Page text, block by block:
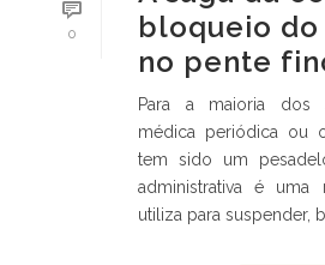
0
bloqueio
no pente
Para a maioria dos
médica periódica ou
tem sido um
administrativa é uma
utiliza para suspender,